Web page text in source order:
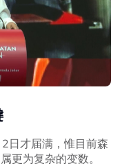
日才届满，惟目前森
更为复杂的变数。